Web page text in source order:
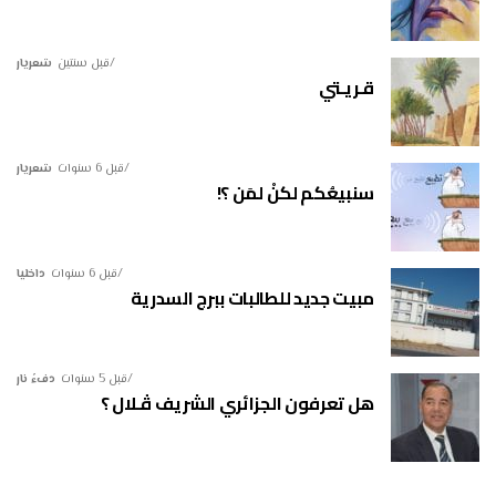
شعريار قبل سنتين
قـريـتي
شعريار قبل 6 سنوات
سنبيعُكم لكنْ لمَن ؟!
داخليا قبل 6 سنوات
مبيت جديد للطالبات ببرج السدرية
دفءُ نار قبل 5 سنوات
هل تعرفون الجزائري الشريف ڤـلال ؟